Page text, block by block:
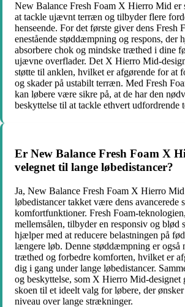
New Balance Fresh Foam X Hierro Mid er
at tackle ujævnt terræn og tilbyder flere
henseende. For det første giver dens Fresh
enestående støddæmpning og respons, der
absorbere chok og mindske træthed i dine
ujævne overflader. Det X Hierro Mid-
støtte til anklen, hvilket er afgørende for at
og skader på ustabilt terræn. Med Fresh
kan løbere være sikre på, at de har den
beskyttelse til at tackle ethvert udfordrende
Er New Balance Fresh Foam X
velegnet til lange løbedistancer?
Ja, New Balance Fresh Foam X Hierro
løbedistancer takket være dens avancerede
komfortfunktioner. Fresh Foam-
mellemsålen, tilbyder en responsiv og blød
hjælper med at reducere belastningen på
længere løb. Denne støddæmpning er også
træthed og forbedre komforten, hvilket er
dig i gang under lange løbedistancer.
og beskyttelse, som X Hierro Mid-designet
skoen til et ideelt valg for løbere, der
niveau over lange strækninger.